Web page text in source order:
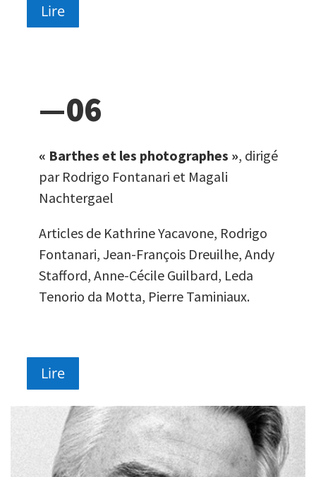
Lire
—06
« Barthes et les photographes », dirigé
par Rodrigo Fontanari et Magali
Nachtergael
Articles de Kathrine Yacavone, Rodrigo
Fontanari, Jean-François Dreuilhe, Andy
Stafford, Anne-Cécile Guilbard, Leda
Tenorio da Motta, Pierre Taminiaux.
Lire